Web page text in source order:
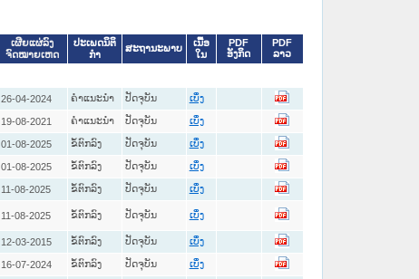
ເຜີຍແຜ່ລົງ
ຈົດໝາຍເຫດ
ປະເພດນິຕິ
ກໍາ
ສະຖານະພາບ
ເນື້ອ
ໃນ
PDF
ອັງກິດ
PDF
ລາວ
26-04-2024 ຄໍາແນະນໍາ ປັດຈຸບັນ ເບິ່ງ
19-08-2021 ຄໍາແນະນໍາ ປັດຈຸບັນ ເບິ່ງ
01-08-2025 ຂໍ້ຕົກລົງ ປັດຈຸບັນ ເບິ່ງ
01-08-2025 ຂໍ້ຕົກລົງ ປັດຈຸບັນ ເບິ່ງ
11-08-2025 ຂໍ້ຕົກລົງ ປັດຈຸບັນ ເບິ່ງ
11-08-2025 ຂໍ້ຕົກລົງ ປັດຈຸບັນ ເບິ່ງ
12-03-2015 ຂໍ້ຕົກລົງ ປັດຈຸບັນ ເບິ່ງ
16-07-2024 ຂໍ້ຕົກລົງ ປັດຈຸບັນ ເບິ່ງ